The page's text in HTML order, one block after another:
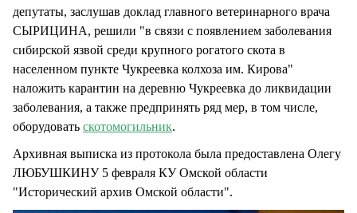
депутаты, заслушав доклад главного ветеринарного врача
СЫРИЦИНА, решили "в связи с появлением заболевания
сибирской язвой среди крупного рогатого скота в
населенном пункте Чукреевка колхоза им. Кирова"
наложить карантин на деревню Чукреевка до ликвидации
заболевания, а также предпринять ряд мер, в том числе,
оборудовать скотомогильник.
Архивная выписка из протокола была предоставлена Олегу
ЛЮБУШКИНУ 5 февраля КУ Омской области
"Исторический архив Омской области".